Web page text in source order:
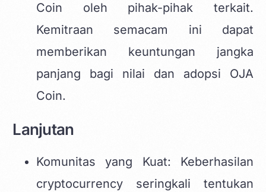
Coin oleh pihak-pihak terkait.
Kemitraan semacam ini dapat
memberikan keuntungan jangka
panjang bagi nilai dan adopsi OJA
Coin.
Lanjutan
Komunitas yang Kuat: Keberhasilan
cryptocurrency seringkali tentukan